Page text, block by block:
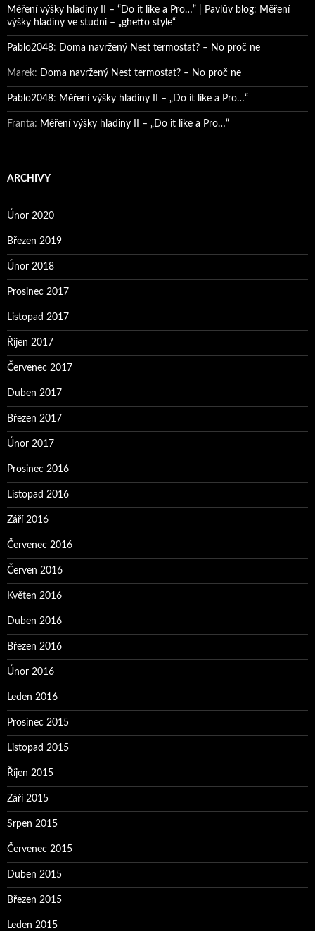
Měření výšky hladiny II – “Do it like a Pro…” | Pavlův blog: Měření
výšky hladiny ve studni – „ghetto style“
Pablo2048: Doma navržený Nest termostat? – No proč ne
Marek: Doma navržený Nest termostat? – No proč ne
Pablo2048: Měření výšky hladiny II – „Do it like a Pro…“
Franta: Měření výšky hladiny II – „Do it like a Pro…“
ARCHIVY
Únor 2020
Březen 2019
Únor 2018
Prosinec 2017
Listopad 2017
Říjen 2017
Červenec 2017
Duben 2017
Březen 2017
Únor 2017
Prosinec 2016
Listopad 2016
Září 2016
Červenec 2016
Červen 2016
Květen 2016
Duben 2016
Březen 2016
Únor 2016
Leden 2016
Prosinec 2015
Listopad 2015
Říjen 2015
Září 2015
Srpen 2015
Červenec 2015
Duben 2015
Březen 2015
Leden 2015